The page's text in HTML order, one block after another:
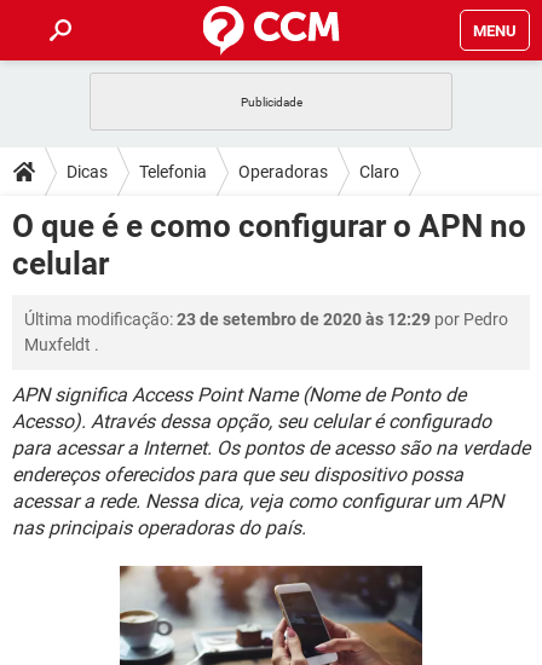
MENU
CELULAR FACEBOOK
OUTLOOK EXCEL
INSTAGRAM
DICAS
JOGOS WHATSAPP
CELULAR FACEBOOK
INSTAGRAM GMAIL
DOWNLOADS
JOGOS
OUTLOOK
INSTAGRAM GMAIL
GUIA DE COMPRAS
FÓRUM
JOGOS WHATSAPP
OUTLOOK EXCEL
INSTAGRAM GMAIL
GUIA DE COMPRAS
GLOSSÁRIO
JOGOS WHATSAPP
CELULAR FACEBOOK
OUTLOOK EXCEL
INSTAGRAM GMAIL
Dicas Telefonia Operadoras Claro
O que é e como configurar o APN no
celular
Última modificação:23 de setembro de 2020 às 12:29 por Pedro
Muxfeldt .
APN significa Access Point Name (Nome de Ponto de
Acesso). Através dessa opção, seu celular é configurado
para acessar a Internet. Os pontos de acesso são na verdade
endereços oferecidos para que seu dispositivo possa
acessar a rede. Nessa dica, veja como configurar um APN
nas principais operadoras do país.